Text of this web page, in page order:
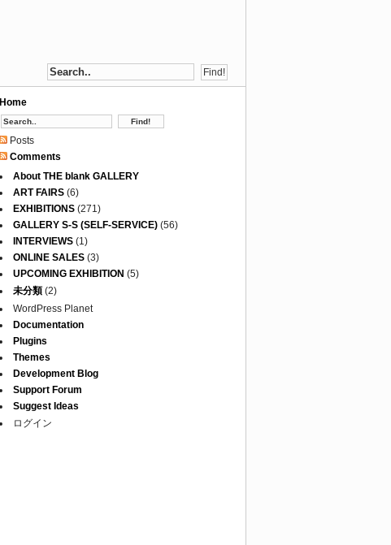
Home
Posts
Comments
About THE blank GALLERY
ART FAIRS(6)
EXHIBITIONS(271)
GALLERY S-S (SELF-SERVICE)(56)
INTERVIEWS(1)
ONLINE SALES(3)
UPCOMING EXHIBITION (5)
未分類(2)
WordPress Planet
Documentation
Plugins
Themes
Development Blog
Support Forum
Suggest Ideas
ログイン